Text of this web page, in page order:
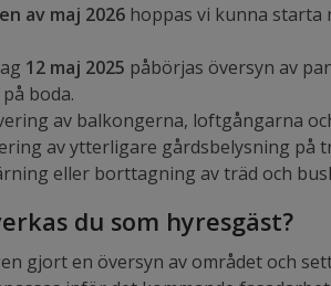
av maj 2026 hoppas vi kunna starta
12 maj 2025 påbörjas översyn av
boda.
av balkongerna, loftgångarna
av ytterligare gårdsbelysning på
eller borttagning av träd och
du som hyresgäst?
gjort en översyn av området och